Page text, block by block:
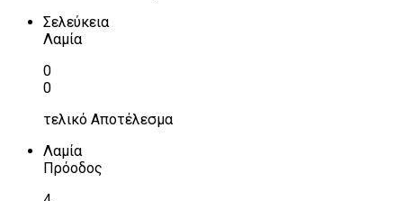
Σελεύκεια
Λαμία
0
0
τελικό Αποτέλεσμα
Λαμία
Πρόοδος